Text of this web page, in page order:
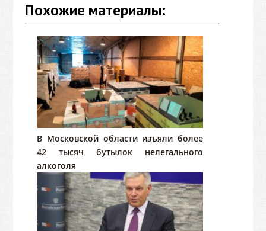
Похожие материалы:
В Московской области изъяли более
42 тысяч бутылок нелегального
алкоголя